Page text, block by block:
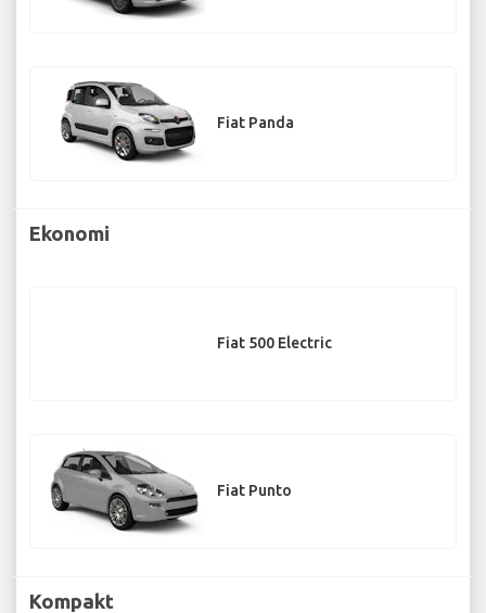
Fiat Panda
Ekonomi
Fiat 500 Electric
Fiat Punto
Kompakt